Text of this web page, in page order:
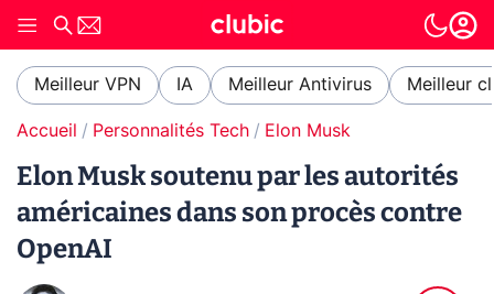
Meilleur VPN IA Meilleur Antivirus Meilleur
Accueil Personnalités Tech Elon Musk
Elon Musk soutenu par les autorités
américaines dans son procès contre
OpenAI